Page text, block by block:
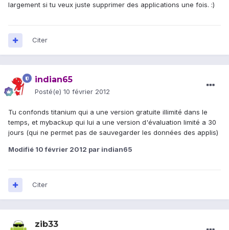
largement si tu veux juste supprimer des applications une fois. :)
Citer
indian65
Posté(e) 10 février 2012
Tu confonds titanium qui a une version gratuite illimité dans le
temps, et mybackup qui lui a une version d'évaluation limité a 30
jours (qui ne permet pas de sauvegarder les données des applis)
Modifié 10 février 2012 par indian65
Citer
zib33